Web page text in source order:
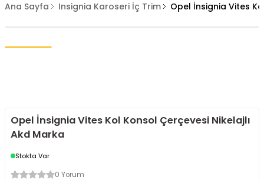
Ana Sayfa Insignia Karoseri İç Trim Opel İnsignia Vites
Opel İnsignia Vites Kol Konsol Çerçevesi Nikelajlı
Akd Marka
Stokta Var
0 Yorum